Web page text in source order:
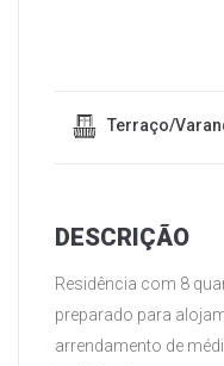
Terraço/
DESCRIÇÃO
Residência com 8
preparado para
arrendamento de